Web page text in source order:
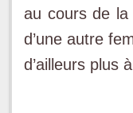
au cours de la
d’une autre
d’ailleurs plus